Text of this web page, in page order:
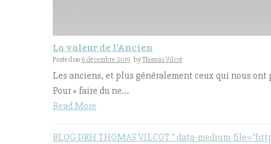
La valeur de l’Ancien
Posted on 6 décembre 2019 byThomas Vilcot
Les anciens, et plus généralement ceux qui nous ont
Pour « faire du ne...
Read More
BLOG DRH THOMAS VILCOT " data-medium-